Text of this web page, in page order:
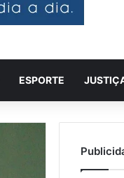
ESPORTE